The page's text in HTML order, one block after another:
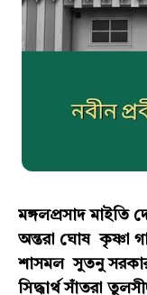
মঙ্গলপ্রসাদ মাইতি
অন্তরা ঘোষ কৃষ্ণা
শাসমল সুতনু
সিদ্ধার্থ সাঁতরা